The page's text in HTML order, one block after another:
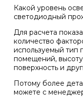
Какой уровень
светодиодный
Для расчета
количество
используемый тип
помещений,
поверхность и
Потому более
можете с